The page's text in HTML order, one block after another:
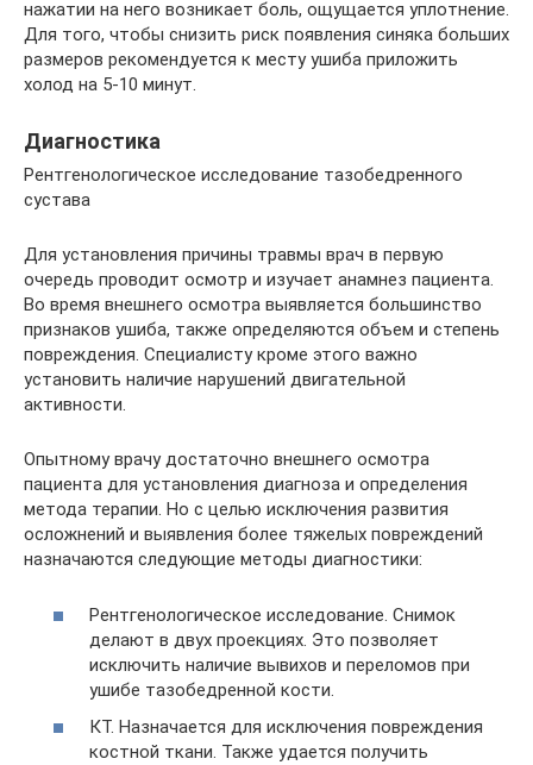
нажатии на него возникает боль, ощущается уплотнение.
Для того, чтобы снизить риск появления синяка больших
размеров рекомендуется к месту ушиба приложить
холод на 5-10 минут.
Диагностика
Рентгенологическое исследование тазобедренного
сустава
Для установления причины травмы врач в первую
очередь проводит осмотр и изучает анамнез пациента.
Во время внешнего осмотра выявляется большинство
признаков ушиба, также определяются объем и степень
повреждения. Специалисту кроме этого важно
установить наличие нарушений двигательной
активности.
Опытному врачу достаточно внешнего осмотра
пациента для установления диагноза и определения
метода терапии. Но с целью исключения развития
осложнений и выявления более тяжелых повреждений
назначаются следующие методы диагностики:
Рентгенологическое исследование. Снимок
делают в двух проекциях. Это позволяет
исключить наличие вывихов и переломов при
ушибе тазобедренной кости.
КТ. Назначается для исключения повреждения
костной ткани. Также удается получить